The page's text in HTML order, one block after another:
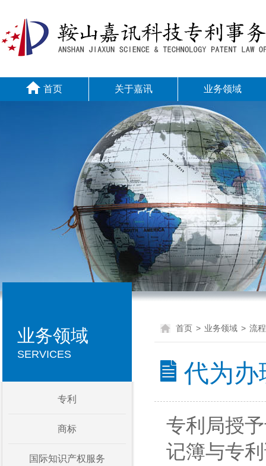
首页 关于嘉讯 业务领域
业务领域
SERVICES
专利
商标
国际知识产权服务
首页 > 业务领域 > 流
代为办
专利局授
记簿与专